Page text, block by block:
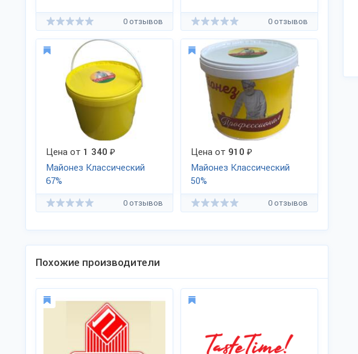
0 отзывов 0 отзывов
Цена от 1 340 ₽
Майонез Классический
67%
0 отзывов
Цена от 910 ₽
Майонез Классический
50%
0 отзывов
Похожие производители